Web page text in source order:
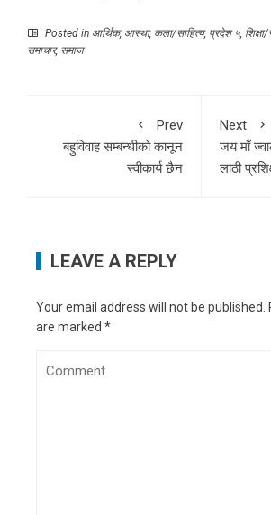
Posted in आर्थिक, आस्था, कला/साहित्य, प्रदेश ५,
समाचार, समाज
Prev
बहुविवाह सम्बन्धीको कानून
स्वीकार्य छैन
Next
जय माँ
लाठी
LEAVE A REPLY
Your email address will not be published.
are marked *